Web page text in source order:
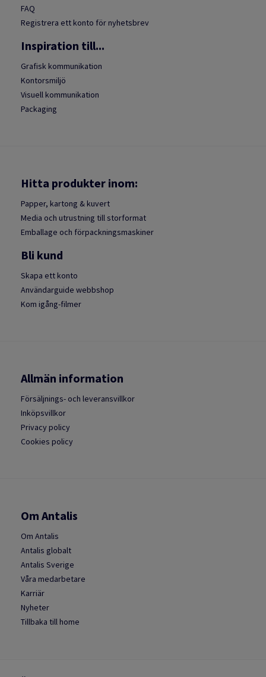
FAQ
Registrera ett konto för nyhetsbrev
Inspiration till...
Grafisk kommunikation
Kontorsmiljö
Visuell kommunikation
Packaging
Hitta produkter inom:
Papper, kartong & kuvert
Media och utrustning till storformat
Emballage och förpackningsmaskiner
Bli kund
Skapa ett konto
Användarguide webbshop
Kom igång-filmer
Allmän information
Försäljnings- och leveransvillkor
Inköpsvillkor
Privacy policy
Cookies policy
Om Antalis
Om Antalis
Antalis globalt
Antalis Sverige
Våra medarbetare
Karriär
Nyheter
Tillbaka till home